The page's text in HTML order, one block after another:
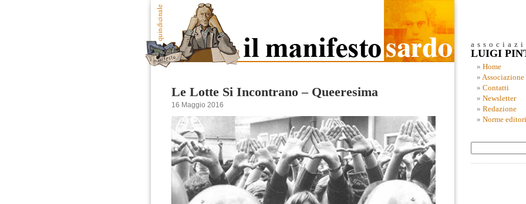
Le Lotte Si Incontrano – Queeresima
16 Maggio 2016
LUIGI
Home
Associazione
Contatti
Newsletter
Redazione
Norme